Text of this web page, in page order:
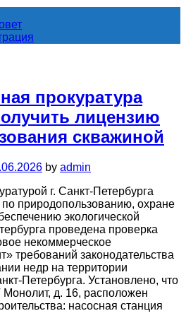
прокуратура
лицензию
скважиной
by admin
г. Санкт-Петербурга
природопользованию, охране
экологической
проведена проверка
некоммерческое
требований законодательства
недр на территории
Петербурга. Установлено, что
д. 16, расположен
насосная станция